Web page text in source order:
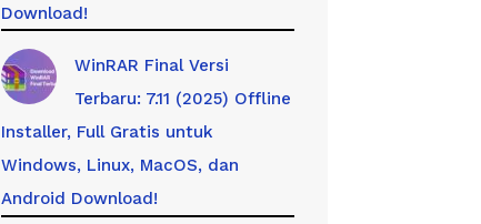
Download!
WinRAR Final Versi
Terbaru: 7.11 (2025) Offline
Installer, Full Gratis untuk
Windows, Linux, MacOS, dan
Android Download!